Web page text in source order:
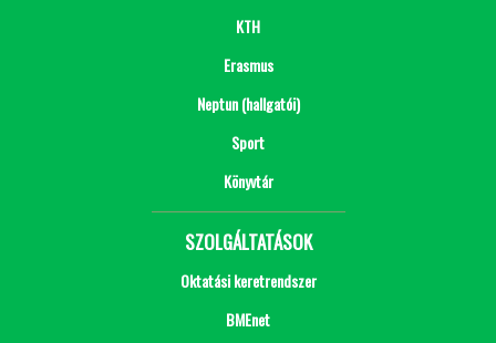
KTH
Erasmus
Neptun (hallgatói)
Sport
Könyvtár
SZOLGÁLTATÁSOK
Oktatási keretrendszer
BMEnet